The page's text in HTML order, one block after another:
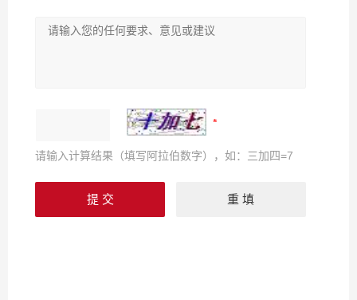
请输入计算结果（填写阿拉伯数字），如：三加四=7